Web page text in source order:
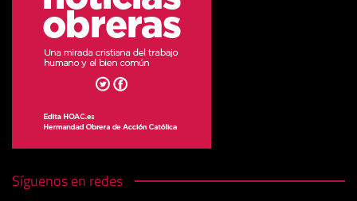
Síguenos en redes